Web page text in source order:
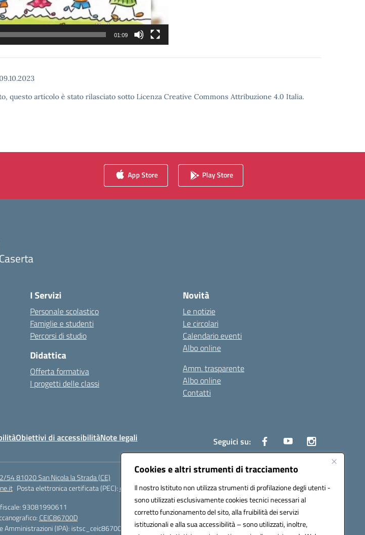
Cookies e altri strumenti di tracciamento
Il nostro Istituto non utilizza strumenti di profilazione degli utenti -
sono utilizzati esclusivamente cookies tecnici necessari al
corretto funzionamento del sito, alla fruibilità dei servizi
istituzionali e alla sua accessibilità – sono utilizzati, inoltre,
01:09
questo articolo è stato rilasciato sotto Licenza Creative Commons Attribuzione 4.0 Italia.
App Store Play Store
I Servizi
Personale scolastico
Famiglie e studenti
Percorsi di studio
Didattica
Offerta formativa
I progetti delle classi
Novità
Le notizie
Le circolari
Calendario eventi
Albo online
Amm. trasparente
Albo online
Contatti
Obiettivi di accessibilitàNote legali Seguici su:
54 81020 San Nicola la Strada (CE)
Posta elettronica certificata (PEC):ceic86700d@pec.istruzione.it
fiscale: 93081990611
CEIC86700D
Amministrazioni (IPA): istsc_ceic86700d